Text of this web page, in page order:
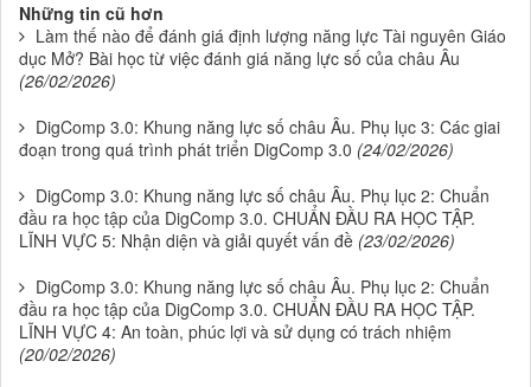
Những tin cũ hơn
Làm thế nào để đánh giá định lượng năng lực Tài nguyên Giáo
dục Mở? Bài học từ việc đánh giá năng lực số của châu Âu
(26/02/2026)
DigComp 3.0: Khung năng lực số châu Âu. Phụ lục 3: Các giai
đoạn trong quá trình phát triển DigComp 3.0 (24/02/2026)
DigComp 3.0: Khung năng lực số châu Âu. Phụ lục 2: Chuẩn
đầu ra học tập của DigComp 3.0. CHUẨN ĐẦU RA HỌC TẬP.
LĨNH VỰC 5: Nhận diện và giải quyết vấn đề (23/02/2026)
DigComp 3.0: Khung năng lực số châu Âu. Phụ lục 2: Chuẩn
đầu ra học tập của DigComp 3.0. CHUẨN ĐẦU RA HỌC TẬP.
LĨNH VỰC 4: An toàn, phúc lợi và sử dụng có trách nhiệm
(20/02/2026)